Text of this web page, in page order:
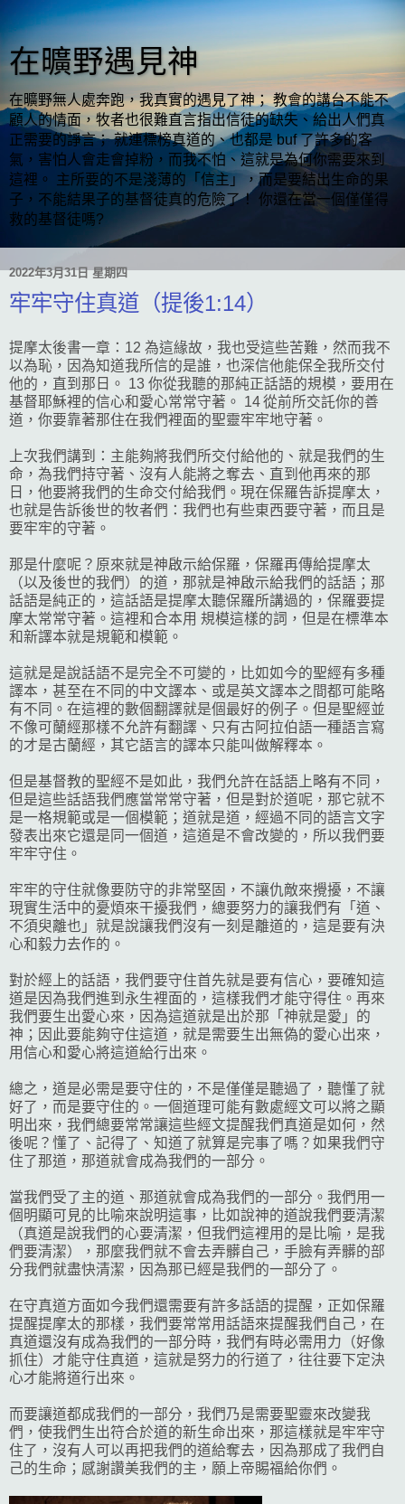
在曠野遇見神
在曠野無人處奔跑，我真實的遇見了神； 教會的講台不能不
顧人的情面，牧者也很難直言指出信徒的缺失、給出人們真
正需要的諍言； 就連標榜真道的、也都是 buf 了許多的客
氣，害怕人會走會掉粉，而我不怕、這就是為何你需要來到
這裡。 主所要的不是淺薄的「信主」，而是要結出生命的果
子，不能結果子的基督徒真的危險了！ 你還在當一個僅僅得
救的基督徒嗎?
2022年3月31日 星期四
牢牢守住真道（提後1:14）
提摩太後書一章：12 為這緣故，我也受這些苦難，然而我不
以為恥，因為知道我所信的是誰，也深信他能保全我所交付
他的，直到那日。 13 你從我聽的那純正話語的規模，要用在
基督耶穌裡的信心和愛心常常守著。 14 從前所交託你的善
道，你要靠著那住在我們裡面的聖靈牢牢地守著。
上次我們講到：主能夠將我們所交付給他的、就是我們的生
命，為我們持守著、沒有人能將之奪去、直到他再來的那
日，他要將我們的生命交付給我們。現在保羅告訴提摩太，
也就是告訴後世的牧者們：我們也有些東西要守著，而且是
要牢牢的守著。
那是什麼呢？原來就是神啟示給保羅，保羅再傳給提摩太
（以及後世的我們）的道，那就是神啟示給我們的話語；那
話語是純正的，這話語是提摩太聽保羅所講過的，保羅要提
摩太常常守著。這裡和合本用 規模這樣的詞，但是在標準本
和新譯本就是規範和模範。
這就是是說話語不是完全不可變的，比如如今的聖經有多種
譯本，甚至在不同的中文譯本、或是英文譯本之間都可能略
有不同。在這裡的數個翻譯就是個最好的例子。但是聖經並
不像可蘭經那樣不允許有翻譯、只有古阿拉伯語一種語言寫
的才是古蘭經，其它語言的譯本只能叫做解釋本。
但是基督教的聖經不是如此，我們允許在話語上略有不同，
但是這些話語我們應當常常守著，但是對於道呢，那它就不
是一格規範或是一個模範；道就是道，經過不同的語言文字
發表出來它還是同一個道，這道是不會改變的，所以我們要
牢牢守住。
牢牢的守住就像要防守的非常堅固，不讓仇敵來攪擾，不讓
現實生活中的憂煩來干擾我們，總要努力的讓我們有「道、
不須臾離也」就是說讓我們沒有一刻是離道的，這是要有決
心和毅力去作的。
對於經上的話語，我們要守住首先就是要有信心，要確知這
道是因為我們進到永生裡面的，這樣我們才能守得住。再來
我們要生出愛心來，因為這道就是出於那「神就是愛」的
神；因此要能夠守住這道，就是需要生出無偽的愛心出來，
用信心和愛心將這道給行出來。
總之，道是必需是要守住的，不是僅僅是聽過了，聽懂了就
好了，而是要守住的。一個道理可能有數處經文可以將之顯
明出來，我們總要常常讓這些經文提醒我們真道是如何，然
後呢？懂了、記得了、知道了就算是完事了嗎？如果我們守
住了那道，那道就會成為我們的一部分。
當我們受了主的道、那道就會成為我們的一部分。我們用一
個明顯可見的比喻來說明這事，比如說神的道說我們要清潔
（真道是說我們的心要清潔，但我們這裡用的是比喻，是我
們要清潔），那麼我們就不會去弄髒自己，手臉有弄髒的部
分我們就盡快清潔，因為那已經是我們的一部分了。
在守真道方面如今我們還需要有許多話語的提醒，正如保羅
提醒提摩太的那樣，我們要常常用話語來提醒我們自己，在
真道還沒有成為我們的一部分時，我們有時必需用力（好像
抓住）才能守住真道，這就是努力的行道了，往往要下定決
心才能將道行出來。
而要讓道都成我們的一部分，我們乃是需要聖靈來改變我
們，使我們生出符合於道的新生命出來，那這樣就是牢牢守
住了，沒有人可以再把我們的道給奪去，因為那成了我們自
己的生命；感謝讚美我們的主，願上帝賜福給你們。